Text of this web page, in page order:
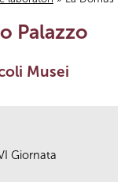
Palazzo
Musei
Giornata